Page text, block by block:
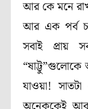
আর কে মনে
আর এক পর্ব
সবাই প্রায়
যাওয়া!